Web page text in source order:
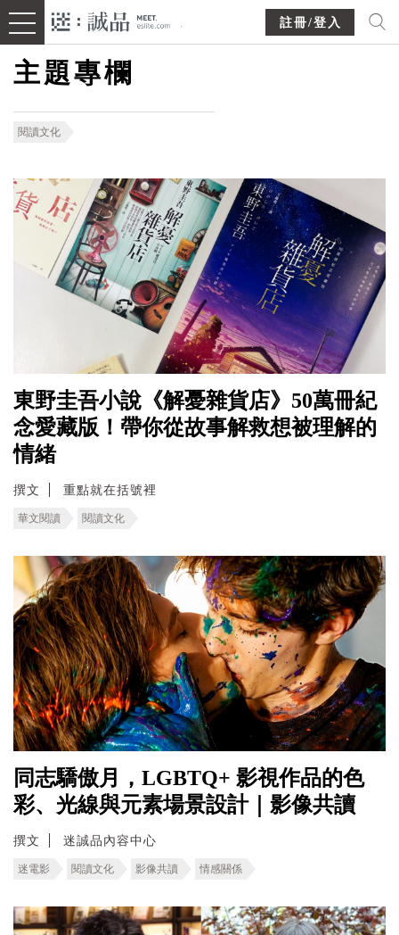
註冊/登入
主題專欄
閱讀文化
東野圭吾小說《解憂雜貨店》50萬冊紀
念愛藏版！帶你從故事解救想被理解的
情緒
撰文 重點就在括號裡
華文閱讀 閱讀文化
同志驕傲月，LGBTQ+ 影視作品的色
彩、光線與元素場景設計｜影像共讀
撰文 迷誠品內容中心
迷電影 閱讀文化 影像共讀 情感關係